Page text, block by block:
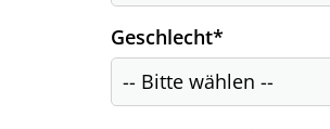
Geschlecht*